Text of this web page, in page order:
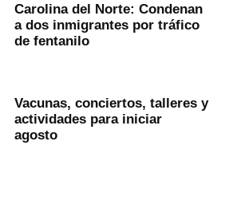
Carolina del Norte: Condenan
a dos inmigrantes por tráfico
de fentanilo
Vacunas, conciertos, talleres y
actividades para iniciar
agosto